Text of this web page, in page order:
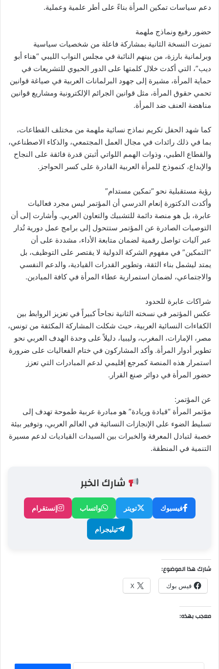
دعم سياسات تمكين المرأة بناءً على أطر علمية وعملية.
حضور رفيع ونماذج ملهمة
تميزت النسخة الثانية بمشاركة فاعلة من شخصيات سياسية
وبرلمانية بارزة، من بينهم النائبة في مجلس النواب الليبي “هناء أبو
ديب”، التي أكدت خلال كلمتها على الدور الحيوي للتشريعات في
حماية المرأة، مشيرة إلى جهود البرلمانات العربية في صياغة قوانين
تحمي حقوق المرأة، مثل قوانين الجرائم الإلكترونية ومشاريع قوانين
مناهضة العنف ضد المرأة.
كما شهد الحفل تكريم نماذج نسائية ملهمة من مختلف القطاعات،
بما في ذلك رائدات في مجال العمل المجتمعي، والذكاء الاصطناعي،
والقطاع الطبي، وذوات الهمم اللواتي أثبتن قدرة فائقة على النجاح
والإبداع، كنموذج للمرأة العربية القادرة على كسر الحواجز.
رؤية مستقبلية نحو “تمكين مستدام”
وأكدت الدكتورة إنعام الدرسي أن المؤتمر ليس مجرد فعاليات
عابرة، بل هو منصة دائمة للتشبيك والتعاون العربي. وأشارت إلى أن
التوصيات الصادرة عن المؤتمر ستتحول إلى برامج عمل دورية تُدار
عبر آليات تواصل رقمية لضمان متابعة الأداء، مشددة على أن
“التمكين” في مفهوم الشركة الدولية لا يقتصر على التوظيف، بل
يمتد ليشمل بناء الثقة، وتطوير القدرات القيادية، والدعم النفسي
والاجتماعي، لضمان استمرارية عطاء المرأة في كافة الميادين.
شراكات عابرة للحدود
عكس المؤتمر في نسخته الثانية نجاحاً كبيراً في تعزيز الروابط بين
الكفاءات النسائية العربية، حيث شكلت المشاركة المكثفة من تونس،
مصر، الإمارات، المغرب، وليبيا، دليلاً على وحدة الهدف العربي نحو
تطوير أدوار المرأة. وأكد المشاركون في ختام الفعاليات على ضرورة
استمرار هذه المنصة كمرجع إقليمي لدعم المبادرات التي تعزز
حضور المرأة في دوائر صنع القرار.
عن المؤتمر:
مؤتمر المرأة “قيادة وريادة” هو مبادرة عربية طموحة تهدف إلى
تسليط الضوء على الإنجازات النسائية في العالم العربي، وتوفير بيئة
خصبة لتبادل المعرفة والخبرات بين السيدات القياديات لدعم مسيرة
التنمية في المنطقة.
شارك الخبر
فيسبوك تويتر واتساب إنستقرام
تيليجرام
شارك هذا الموضوع:
فيس بوك X
معجب بهذه: